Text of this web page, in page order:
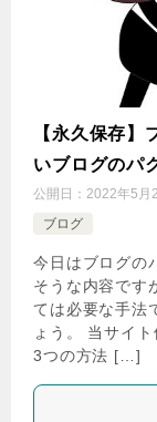
【永久保存
いブログのパ
公開日： 2022年5月
ブログ
今日はブログの
そうな内容です
ては必要な手法
ょう。 当サイ
3つの方法 […]